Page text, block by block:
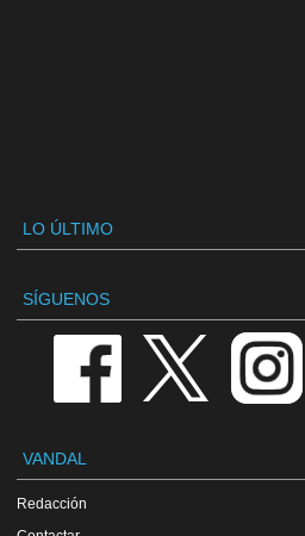
LO ÚLTIMO
SÍGUENOS
VANDAL
Redacción